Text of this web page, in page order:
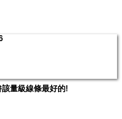
量級線條最好的!